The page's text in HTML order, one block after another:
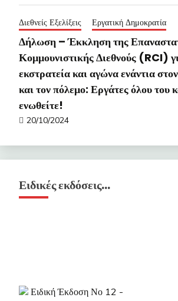
Διεθνείς Εξελίξεις Εργατική Δημοκρατία
Δήλωση – Έκκληση της
Κομμουνιστικής Διεθνούς (RCI)
εκστρατεία και αγώνα ενάντια
και τον πόλεμο: Εργάτες όλου του
ενωθείτε!
20/10/2024
Ειδικές εκδόσεις…
Οκτώβρης 2009- Η πάλη της